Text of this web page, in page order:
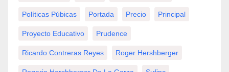
Políticas Púbicas Portada Precio Principal
Proyecto Educativo Prudence
Ricardo Contreras Reyes Roger Hershberger